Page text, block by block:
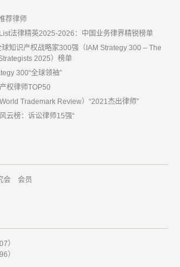
荐律师
法律精英2025-2026：中国业务律界精锐榜单
知识产权战略家300强（IAM Strategy 300 – The
2025）榜单
300“全球领袖”
权律师TOP50
Trademark Review）“2021杰出律师”
云榜：诉讼律师15强“
会 会员
）
）